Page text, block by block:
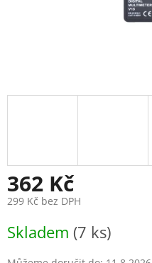
362 Kč
299 Kč bez DPH
cena:
Skladem (7 ks)